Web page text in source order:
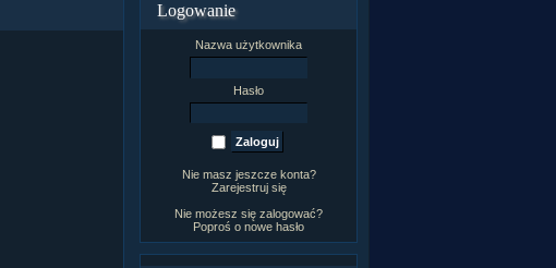
Logowanie
Nazwa użytkownika
Hasło
Nie masz jeszcze konta?
Zarejestruj się
Nie możesz się zalogować?
Poproś o nowe hasło